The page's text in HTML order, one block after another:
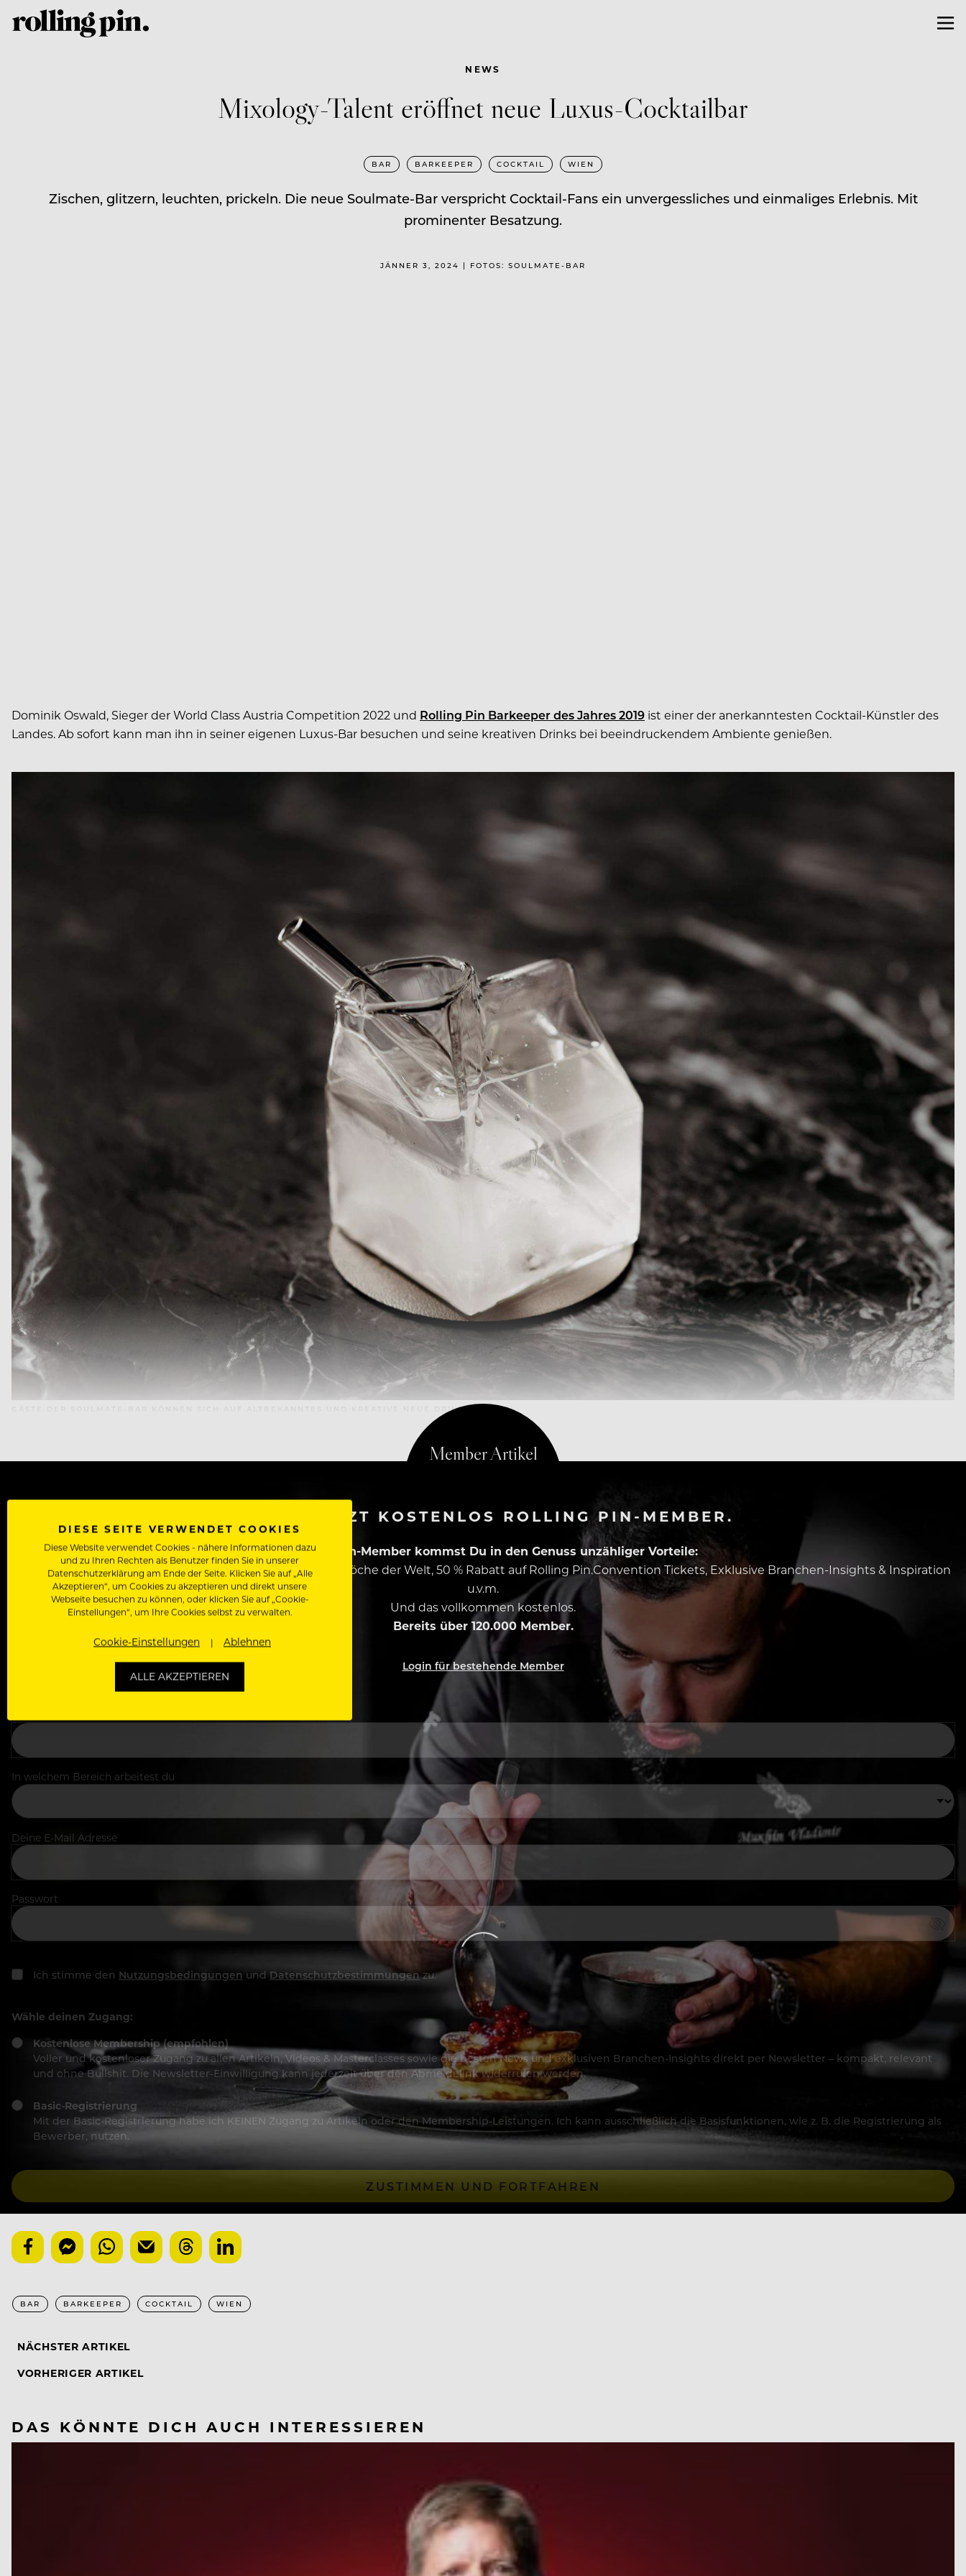
NEWS
Mixology-Talent eröffnet neue Luxus-Cocktailbar
BAR BARKEEPER COCKTAIL WIEN
Zischen, glitzern, leuchten, prickeln. Die neue Soulmate-Bar verspricht Cocktail-Fans ein unvergessliches und einmaliges Erlebnis. Mit
prominenter Besatzung.
JÄNNER 3, 2024 | FOTOS: SOULMATE-BAR
Dominik Oswald, Sieger der World Class Austria Competition 2022 und Rolling Pin Barkeeper des Jahres 2019 ist einer der anerkanntesten Cocktail-Künstler des
Landes. Ab sofort kann man ihn in seiner eigenen Luxus-Bar besuchen und seine kreativen Drinks bei beeindruckendem Ambiente genießen.
GÄSTE DER SOULMATE-BAR KÖNNEN SICH AUF ALTBEKANNTES UND KREATIVE NEUE DRINKS FREUEN.
WERDE JETZT KOSTENLOS ROLLING PIN-MEMBER.
Als Rolling Pin-Member kommst Du in den Genuss unzähliger Vorteile:
Zugriff auf alle Artikel, Videos & Masterclasses der besten Köche der Welt, 50 % Rabatt auf Rolling Pin.Convention Tickets, Exklusive Branchen-Insights & Inspiration
u.v.m.
Und das vollkommen kostenlos.
Bereits über 120.000 Member.
Login für bestehende Member
In welchem Bereich arbeitest du
Deine E-Mail Adresse
Passwort
Ich stimme den Nutzungsbedingungen und Datenschutzbestimmungenzu.
Wähle deinen Zugang:
Kostenlose Membership (empfohlen)
Voller und kostenloser Zugang zu allen Artikeln, Videos & Masterclasses sowie die besten News und exklusiven Branchen-Insights direkt per Newsletter – kompakt, relevant
und ohne Bullshit. Die Newsletter-Einwilligung kann jederzeit über den Abmeldelink widerrufen werden.
Basic-Registrierung
Mit der Basic-Registrierung habe ich KEINEN Zugang zu Artikeln oder den Membership-Leistungen. Ich kann ausschließlich die Basisfunktionen, wie z. B. die Registrierung als
Bewerber, nutzen.
ZUSTIMMEN UND FORTFAHREN
BAR BARKEEPER COCKTAIL WIEN
NÄCHSTER ARTIKEL
VORHERIGER ARTIKEL
DAS KÖNNTE DICH AUCH INTERESSIEREN
DIESE SEITE VERWENDET COOKIES
Diese Website verwendet Cookies - nähere Informationen dazu
und zu Ihren Rechten als Benutzer finden Sie in unserer
Datenschutzerklärung am Ende der Seite. Klicken Sie auf „Alle
Akzeptieren“, um Cookies zu akzeptieren und direkt unsere
Webseite besuchen zu können, oder klicken Sie auf „Cookie-
Einstellungen“, um Ihre Cookies selbst zu verwalten.
Cookie-Einstellungen Ablehnen
ALLE AKZEPTIEREN